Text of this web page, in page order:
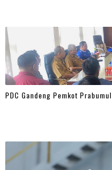
PDC Gandeng Pemkot